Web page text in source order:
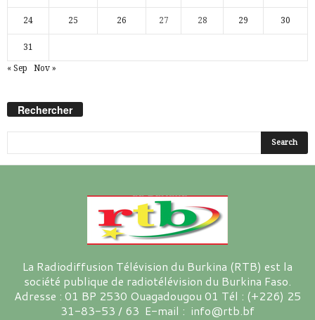
24 25 26 27 28 29 30
31
« Sep Nov »
Rechercher
La Radiodiffusion Télévision du Burkina (RTB) est la
société publique de radiotélévision du Burkina Faso.
Adresse : 01 BP 2530 Ouagadougou 01 Tél : (+226) 25
31-83-53 / 63 E-mail : info@rtb.bf